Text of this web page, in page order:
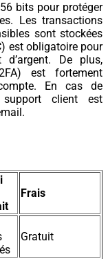
bits pour protéger
Les transactions
sont stockées
est obligatoire pour
De plus,
est fortement
En cas de
support client est
Frais
Gratuit